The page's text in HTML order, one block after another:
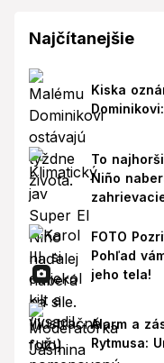
Najčítanejšie
Kiska
To
Niño
FOTO
Pohľad
jeho tela!
Alarm a
Rytmusa: